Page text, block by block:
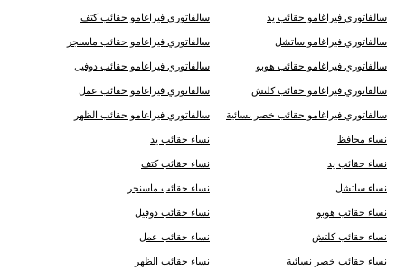
سالفاتوري فيراغامو حقائب يد سالفاتوري فيراغامو حقائب كتف
سالفاتوري فيراغامو ساتشل سالفاتوري فيراغامو حقائب ماسنجر
سالفاتوري فيراغامو حقائب هوبو سالفاتوري فيراغامو حقائب دوفيل
سالفاتوري فيراغامو حقائب كلتش سالفاتوري فيراغامو حقائب عمل
سالفاتوري فيراغامو حقائب خصر نسائية سالفاتوري فيراغامو حقائب الظهر
نساء محافظ نساء حقائب يد
نساء حقائب يد نساء حقائب كتف
نساء ساتشل نساء حقائب ماسنجر
نساء حقائب هوبو نساء حقائب دوفيل
نساء حقائب كلتش نساء حقائب عمل
نساء حقائب خصر نسائية نساء حقائب الظهر